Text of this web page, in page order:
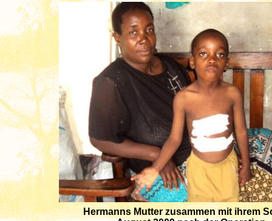
Hermanns Mutter zusammen mit ihrem